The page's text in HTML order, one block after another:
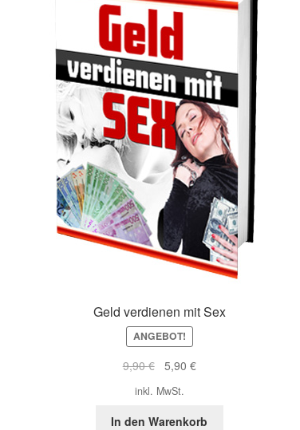
Geld verdienen mit Sex
ANGEBOT!
9,90€
Ursprünglicher
war:
9,90 €
5,90€Aktueller
5,90 €.
inkl. MwSt.
In den Warenkorb